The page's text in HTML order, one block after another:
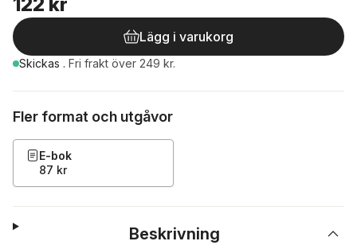
Lägg i varukorg
Skickas . Fri frakt över 249 kr.
Fler format och utgåvor
E-bok
87 kr
Beskrivning